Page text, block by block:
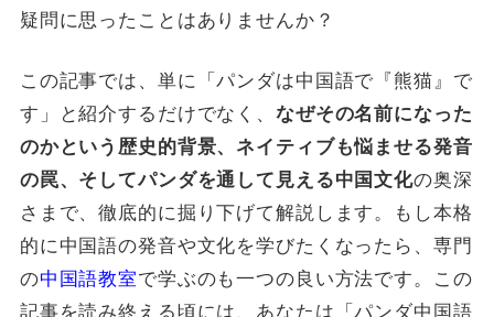
疑問に思ったことはありませんか？
この記事では、単に「パンダは中国語で『熊猫』で
す」と紹介するだけでなく、 なぜその名前になった
のかという歴史的背景、ネイティブも悩ませる発音
の罠、そしてパンダを通して見える中国文化の奥深
さまで、徹底的に掘り下げて解説します。もし本格
的に中国語の発音や文化を学びたくなったら、専門
の中国語教室で学ぶのも一つの良い方法です。この
記事を読み終える頃には、あなたは「パンダ中国語